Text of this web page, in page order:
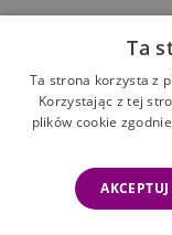
Ta
Ta strona korzysta z
Korzystając z tej
plików cookie